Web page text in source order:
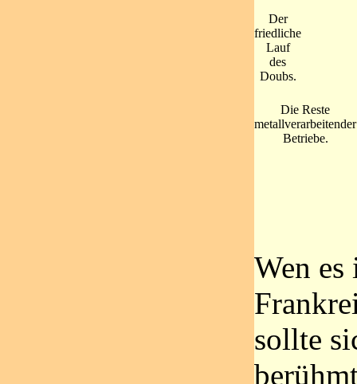
Der
friedliche
Lauf
des
Doubs.
Die Reste
metallverarbeitender
Betriebe.
Wen es
sollte